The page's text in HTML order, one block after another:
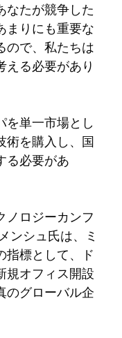
なたが競争した
まりにも重要な
ので、私たちは
る必要があり
を単一市場とし
術を購入し、国
る必要があ
ノロジーカンフ
ンシュ氏は、ミ
指標として、ド
規オフィス開設
のグローバル企